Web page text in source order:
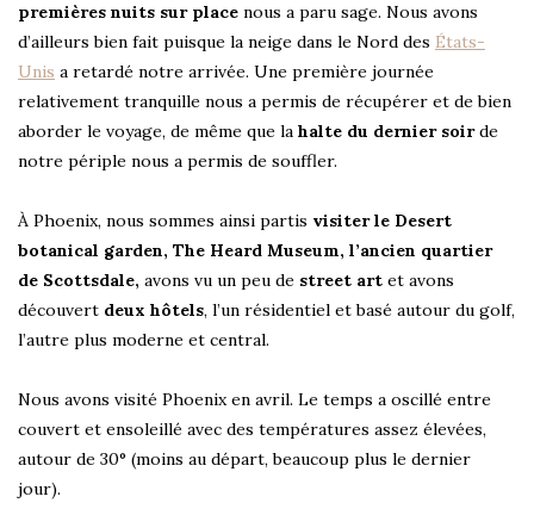
premières nuits sur place nous a paru sage. Nous avons
d’ailleurs bien fait puisque la neige dans le Nord des États-
Unis a retardé notre arrivée. Une première journée
relativement tranquille nous a permis de récupérer et de bien
aborder le voyage, de même que la halte du dernier soirde
notre périple nous a permis de souffler.
À Phoenix, nous sommes ainsi partis visiter le Desert
botanical garden, The Heard Museum, l’ancien quartier
de Scottsdale, avons vu un peu de street art et avons
découvert deux hôtels, l’un résidentiel et basé autour du golf,
l’autre plus moderne et central.
Nous avons visité Phoenix en avril. Le temps a oscillé entre
couvert et ensoleillé avec des températures assez élevées,
autour de 30° (moins au départ, beaucoup plus le dernier
jour).